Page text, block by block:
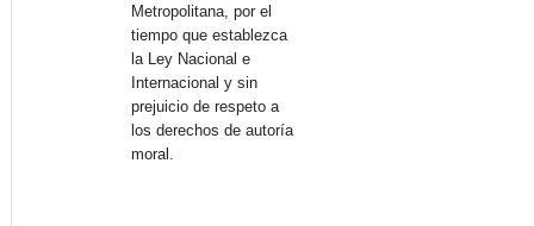
Metropolitana, por el
tiempo que establezca
la Ley Nacional e
Internacional y sin
prejuicio de respeto a
los derechos de autoría
moral.